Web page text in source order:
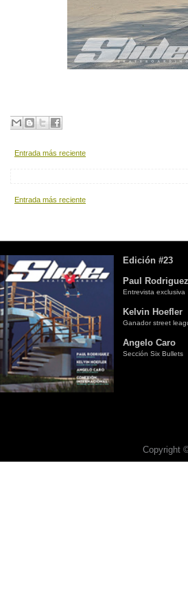
Entrada más reciente
Entrada más reciente
Edición #23
Paul Rodriguez
Entrevista exclusiva
Kelvin Hoefler
Ganador street
Angelo Caro
Sección Six Bullets
Copyright